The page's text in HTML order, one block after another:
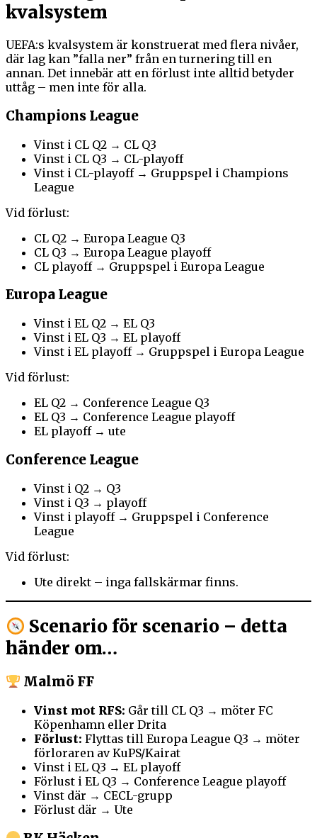
kvalsystem
UEFA:s kvalsystem är konstruerat med flera nivåer,
där lag kan ”falla ner” från en turnering till en
annan. Det innebär att en förlust inte alltid betyder
uttåg – men inte för alla.
Champions League
Vinst i CL Q2 → CL Q3
Vinst i CL Q3 → CL-playoff
Vinst i CL-playoff → Gruppspel i Champions
League
Vid förlust:
CL Q2 → Europa League Q3
CL Q3 → Europa League playoff
CL playoff → Gruppspel i Europa League
Europa League
Vinst i EL Q2 → EL Q3
Vinst i EL Q3 → EL playoff
Vinst i EL playoff → Gruppspel i Europa League
Vid förlust:
EL Q2 → Conference League Q3
EL Q3 → Conference League playoff
EL playoff → ute
Conference League
Vinst i Q2 → Q3
Vinst i Q3 → playoff
Vinst i playoff → Gruppspel i Conference
League
Vid förlust:
Ute direkt – inga fallskärmar finns.
Scenario för scenario – detta
händer om…
Malmö FF
Vinst mot RFS: Går till CL Q3 → möter FC
Köpenhamn eller Drita
Förlust: Flyttas till Europa League Q3 → möter
förloraren av KuPS/Kairat
Vinst i EL Q3 → EL playoff
Förlust i EL Q3 → Conference League playoff
Vinst där → CECL-grupp
Förlust där → Ute